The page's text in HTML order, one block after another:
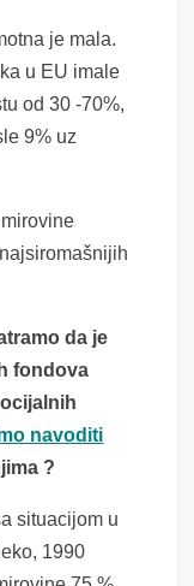
je mala.
u EU imale
od 30 -70%,
9% uz
da je
fondova
navoditi
?
situacijom u
1990